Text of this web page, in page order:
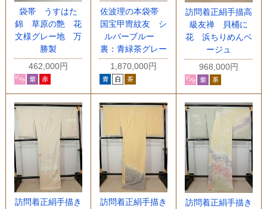
袋帯 うすはた
錦 草原の艶 花
文様グレー地 万
勝製
462,000円
佐波理の本袋帯
国宝甲冑紋友 シ
ルバーブルー
裏：青緑茶グレー
1,870,000円
訪問着正絹手描高
級友禅 貝桶に
花 浜ちりめんベ
ージュ
968,000円
訪問着正絹手描き
訪問着正絹手描き
訪問着正絹手描き